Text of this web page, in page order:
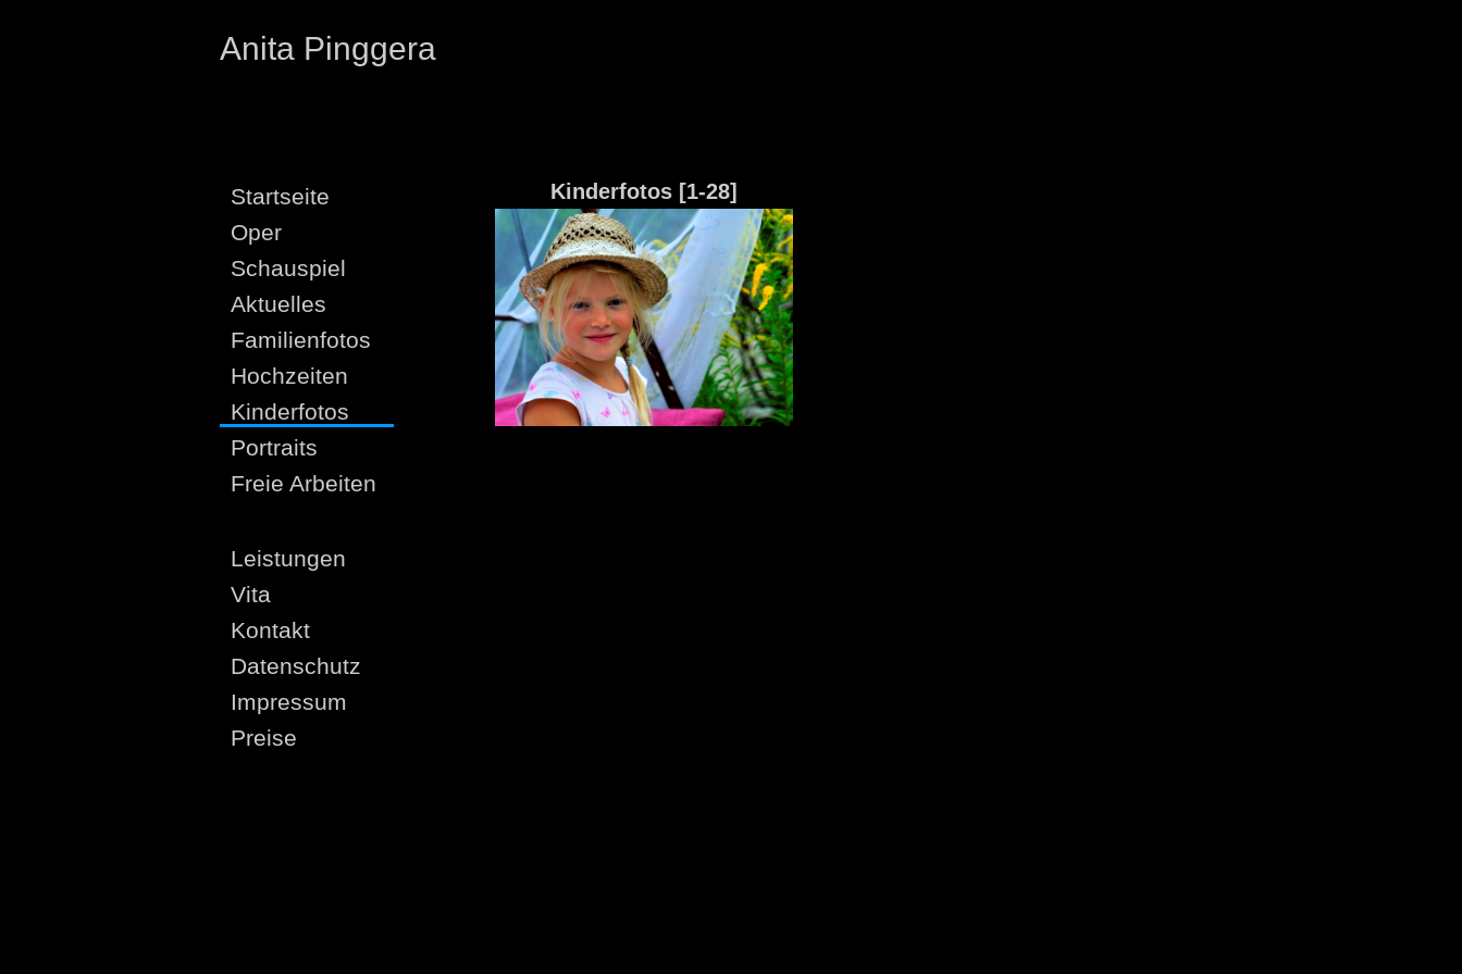
Anita Pinggera
Startseite
Oper
Schauspiel
Aktuelles
Familienfotos
Hochzeiten
Kinderfotos
Portraits
Freie Arbeiten
Leistungen
Vita
Kontakt
Datenschutz
Impressum
Preise
Kinderfotos [1-28]